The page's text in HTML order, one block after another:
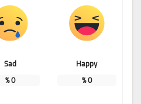
Happy
0
%
Sad
0
%